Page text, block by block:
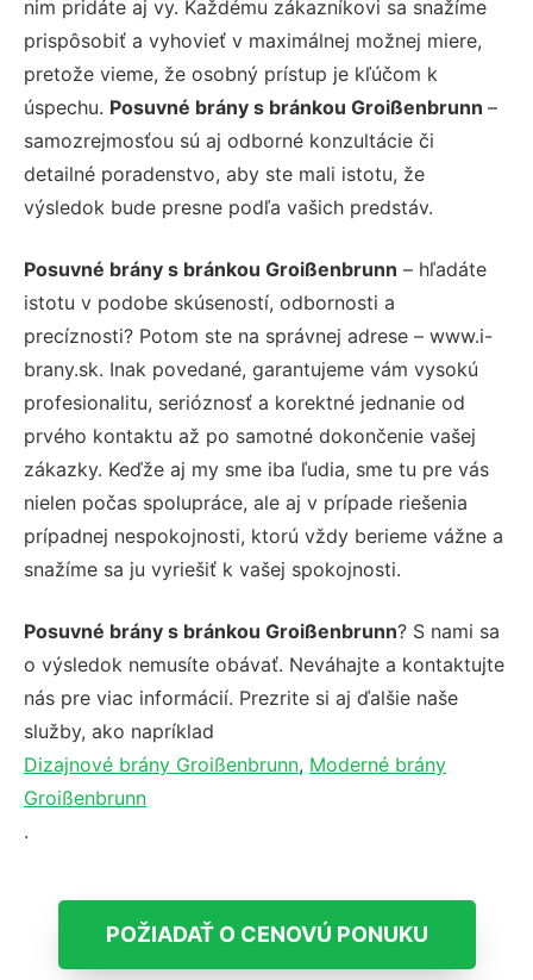
nim pridáte aj vy. Každému zákazníkovi sa snažíme
prispôsobiť a vyhovieť v maximálnej možnej miere,
pretože vieme, že osobný prístup je kľúčom k
úspechu. Posuvné brány s bránkou Groißenbrunn –
samozrejmosťou sú aj odborné konzultácie či
detailné poradenstvo, aby ste mali istotu, že
výsledok bude presne podľa vašich predstáv.
Posuvné brány s bránkou Groißenbrunn – hľadáte
istotu v podobe skúseností, odbornosti a
precíznosti? Potom ste na správnej adrese – www.i-
brany.sk. Inak povedané, garantujeme vám vysokú
profesionalitu, serióznosť a korektné jednanie od
prvého kontaktu až po samotné dokončenie vašej
zákazky. Keďže aj my sme iba ľudia, sme tu pre vás
nielen počas spolupráce, ale aj v prípade riešenia
prípadnej nespokojnosti, ktorú vždy berieme vážne a
snažíme sa ju vyriešiť k vašej spokojnosti.
Posuvné brány s bránkou Groißenbrunn? S nami sa
o výsledok nemusíte obávať. Neváhajte a kontaktujte
nás pre viac informácií. Prezrite si aj ďalšie naše
služby, ako napríklad
Dizajnové brány Groißenbrunn, Moderné brány
Groißenbrunn
.
POŽIADAŤ O CENOVÚ PONUKU